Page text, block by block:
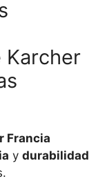
Karcher
Francia
y durabilidad